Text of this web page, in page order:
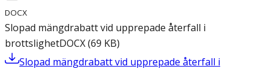
DOCX
Slopad mängdrabatt vid upprepade återfall i
brottslighetDOCX(69 KB)
Slopad mängdrabatt vid upprepade återfall i